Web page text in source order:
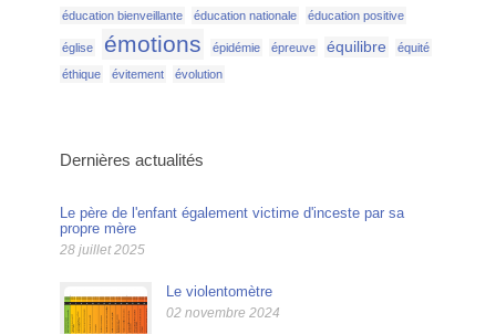
éducation bienveillante éducation nationale éducation positive
église émotions épidémie épreuve équilibre
équité
éthique
évitement évolution
Dernières actualités
Le père de l'enfant également victime d'inceste par sa
propre mère
28 juillet 2025
Le violentomètre
02 novembre 2024